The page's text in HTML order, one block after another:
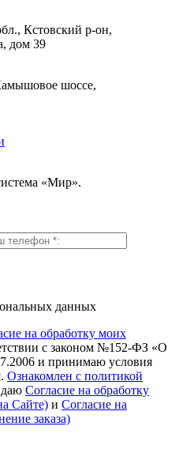
Кстовский р-он,
дом 39
шоссе,
«Мир».
данных
на обработку моих
с законом №152-ФЗ «О
и принимаю условия
Ознакомлен с политикой
даю Согласие на обработку
Сайте) и Согласие на
заказа)